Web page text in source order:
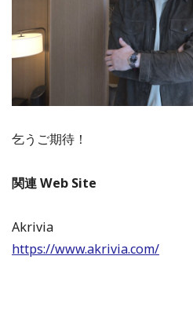
乞うご期待！
関連 Web Site
Akrivia
https://www.akrivia.com/